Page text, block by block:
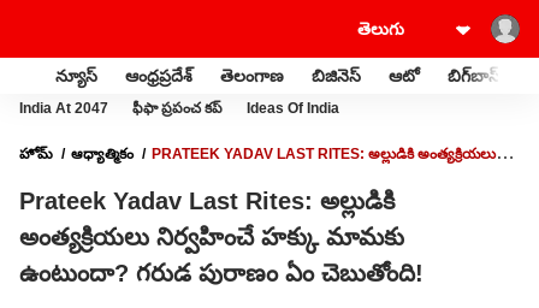
న్యూస్ ఆంధ్రప్రదేశ్ తెలంగాణ బిజినెస్ ఆటో బిగ్‌బాస్
India At 2047 ఫీఫా ప్రపంచ కప్ Ideas Of India
హోమ్ ఆధ్యాత్మికం
PRATEEK YADAV LAST RITES: అల్లుడికి అంత్యక్రియలు
Prateek Yadav Last Rites: అల్లుడికి
అంత్యక్రియలు నిర్వహించే హక్కు మామకు
ఉంటుందా? గరుడ పురాణం ఏం చెబుతోంది!